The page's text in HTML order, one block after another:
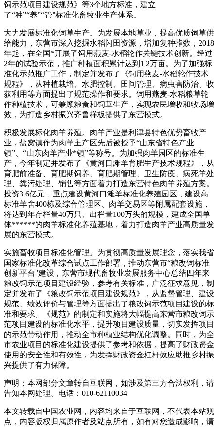
饲示范项目建设规范》等3个地方标准，建立
了“种”“养”“管”标准化畜牧业生产体系。
大力发展标准化饲草生产。为发展本地草业，提高优质饲草供
给能力，东营市深入挖掘水稻闲田资源，增加复种指数，2018
年起，在全国*开展了饲用燕麦-水稻轮作关键技术创新。经过
2年的试验示范，推广种植面积累计达到1.2万亩。为了加强标
准化示范推广工作，制定并发布了《饲用燕麦-水稻轮作技术
规程》，从种植栽培、水肥控制、田间管理、病虫害防治、收
获利用等方面提出了规范操作和要求。饲用燕麦-水稻粮草轮
作种植技术，可兼顾粮食和饲草生产，实现农民增收和牧场增
效，为打造乡村振兴齐鲁样板提供了东营模式。
积极发展标化肉羊养殖。肉羊产业是利津县特色优势畜牧产
业，盐窝镇作为肉羊主产区先后被授予“山东省特色产业
镇”、“山东肉羊产业*镇”等称号。为加强肉羊园区的标准生
产，今年制定并发布了《黄河口滩羊育肥生产技术规程》，从
育肥前准备、育肥期饲养、育肥期管理、卫生防疫、病死羊处
理、粪污处理、销售等方面着力打造东营特色肉羊养殖方案。
投资3.6亿元，重点建设黄河口滩羊标准化养殖园区，建设高
标准羊舍400栋及综合管理区、肉羊交易区等附属配套设施，
将达到年存栏量40万只、出栏量100万头的规模，建成全国单
体******的肉羊标准化养殖基地，着力打造肉羊产业高质量发
展的东营模式。
实施畜牧项目标准化管理。为贯彻高质量发展理念，落实我省
国家标准化改革综合试点工作部署，推动东营市“粮改饲标准
创新平台”建设，东营市现代畜牧业发展服务中心总结四年来
粮改饲示范项目建设经验，参考有关标准，广泛征求意见，制
定并发布了《粮改饲示范项目建设规范》，从监督管理、建设
规范、绩效评价与管理等方面提出了粮改饲示范项目建设的标
准和要求。《规范》的制定和实施将大幅提高东营市粮改饲示
范项目建设的标准化水平，提升项目建设质量，切实发挥项目
的示范带动作用，推动全市种植业结构优化调整。同时，为全
市农业项目的标准化建设提供了参考和依据，提高了财政资金
使用的安全性和有效性，为发挥财政资金杠杆效应助推乡村振
兴提供了有力保障。
声明：本网部分文章转自互联网，如涉及第三方合法权利，请
告知本网处理。电话：010-62110034
本文转载自中国农业网，内容均来自于互联网，不代表本站观
点，内容版权归属原作者及站点所有，如有对您造成影响，请